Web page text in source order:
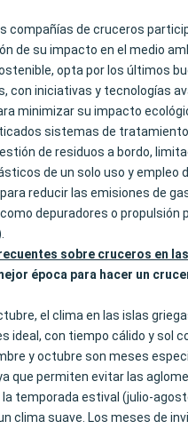
compañías de cruceros
de su impacto en el medio
opta por los últimos
con iniciativas y tecnologías
minimizar su impacto
sistemas de
de residuos a bordo,
de un solo uso y empleo
reducir las emisiones de
depuradores o propulsión
sobre cruceros en
época para hacer un
el clima en las islas
ideal, con tiempo cálido y sol
y octubre son meses
que permiten evitar las
temporada estival (julio-
clima suave. Los meses de